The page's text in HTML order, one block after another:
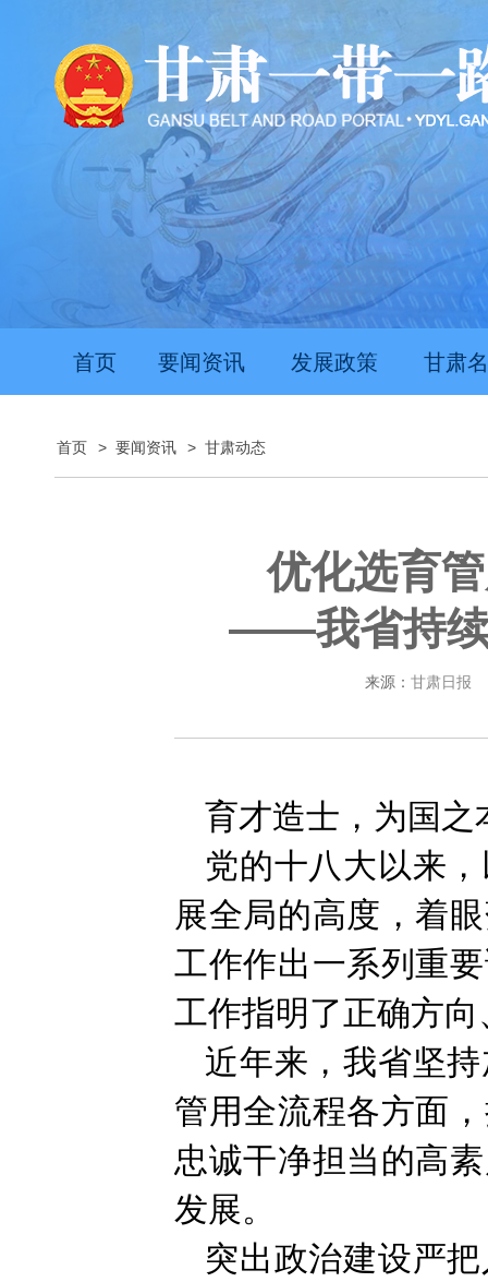
首页 要闻资讯 发展政策 甘肃
首页 > 要闻资讯 > 甘肃动态
优化选育
​——我省持续
来源： 甘肃日报
育才造士，为国之
党的十八大以来
展全局的高度，着
工作作出一系列重
工作指明了正确方
近年来，我省坚
管用全流程各方面
忠诚干净担当的高
发展。
突出政治建设严